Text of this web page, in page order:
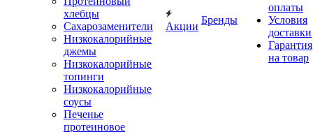
хлебцы
Сахарозаменители
Низкокалорийные
джемы
Низкокалорийные
топинги
Низкокалорийные
соусы
Печенье
протеиновое
Акции
Бренды
оплаты
Условия
доставки
Гарантия
на товар